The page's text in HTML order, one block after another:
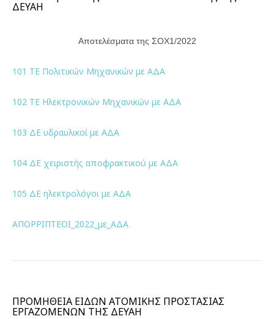
ΔΕΥΑΗ
Αποτελέσματα της ΣΟΧ1/2022
101 ΤΕ Πολιτικών Μηχανικών με ΑΔΑ
102 ΤΕ Ηλεκτρονικών Μηχανικών με ΑΔΑ
103 ΔΕ υδραυλικοί με ΑΔΑ
104 ΔΕ χειριστής αποφρακτικού με ΑΔΑ
105 ΔΕ ηλεκτρολόγοι με ΑΔΑ
ΑΠΟΡΡΙΠΤΕΟΙ_2022_με_ΑΔΑ
ΠΡΟΜΗΘΕΙΑ ΕΙΔΩΝ ΑΤΟΜΙΚΗΣ ΠΡΟΣΤΑΣΙΑΣ
ΕΡΓΑΖΟΜΕΝΩΝ ΤΗΣ ΔΕΥΑΗ